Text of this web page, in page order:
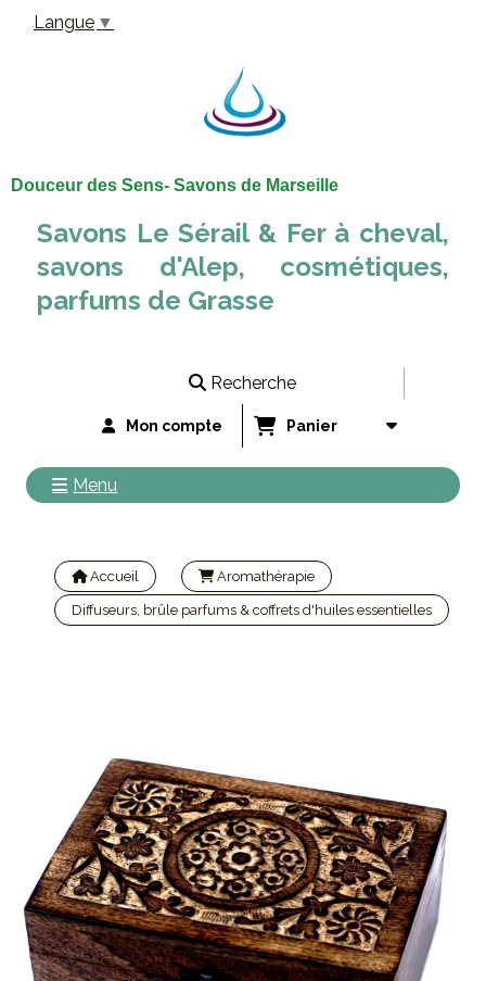
Douceur des Sens- Savons de Marseille
Savons Le Sérail & Fer à cheval,
savons d'Alep, cosmétiques,
parfums de Grasse
Recherche
Mon compte Panier
Menu
Accueil Aromathérapie
Diffuseurs, brûle parfums & coffrets d'huiles essentielles
Langue ▼